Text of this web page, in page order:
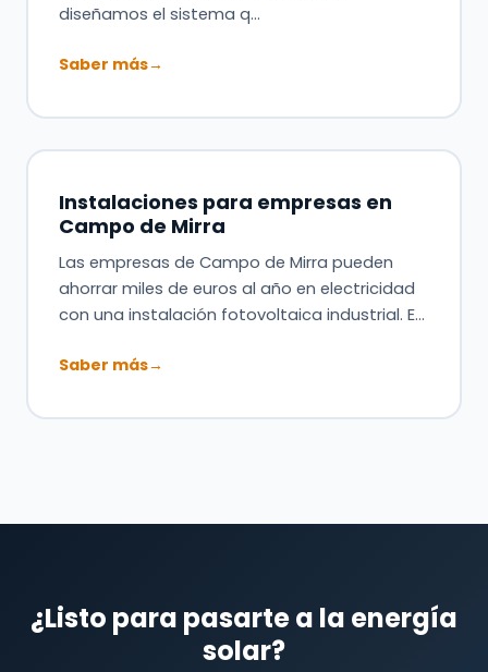
diseñamos el sistema q…
Saber más→
Instalaciones para empresas en
Campo de Mirra
Las empresas de Campo de Mirra pueden
ahorrar miles de euros al año en electricidad
con una instalación fotovoltaica industrial. E…
Saber más→
¿Listo para pasarte a la energía
solar?